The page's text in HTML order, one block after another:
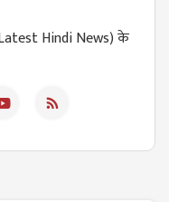
Hindi News) के